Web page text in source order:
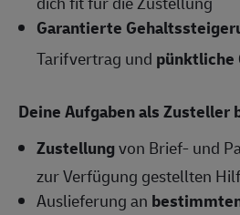
Garantierte
Tarifvertrag und pünktliche
Deine Aufgaben als Zusteller
Zustellungvon Brief- und
zur Verfügung gestellten
Auslieferung an